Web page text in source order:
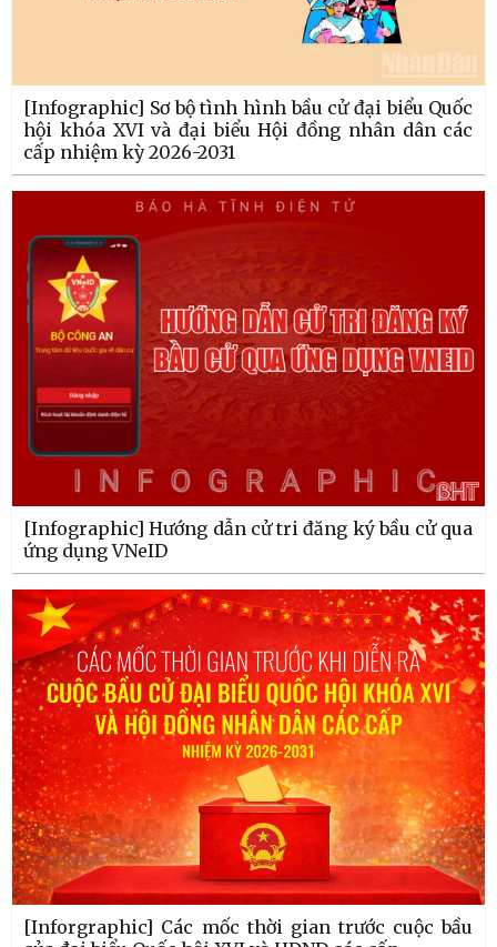
[Infographic] Sơ bộ tình hình bầu cử đại biểu Quốc
hội khóa XVI và đại biểu Hội đồng nhân dân các
cấp nhiệm kỳ 2026-2031
[Infographic] Hướng dẫn cử tri đăng ký bầu cử qua
ứng dụng VNeID
[Inforgraphic] Các mốc thời gian trước cuộc bầu